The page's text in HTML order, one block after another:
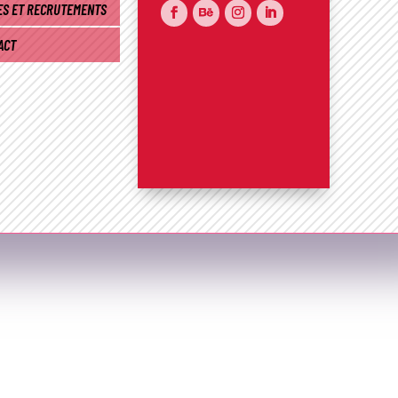
ET RECRUTEMENTS